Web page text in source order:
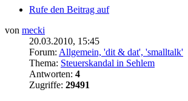
Rufe den Beitrag auf
von mecki
20.03.2010, 15:45
Forum: Allgemein, 'dit & dat', 'smalltalk'
Thema: Steuerskandal in Sehlem
Antworten: 4
Zugriffe: 29491